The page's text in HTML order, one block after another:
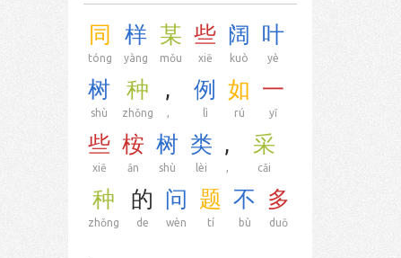
同
tóng
样
yàng
某
mǒu
些
xiē
阔
kuò
叶
yè
树
shù
种
zhǒng
,
,
例
lì
如
rú
一
yī
些
xiē
桉
ān
树
shù
类
lèi
,
,
采
cǎi
种
zhǒng
的
de
问
wèn
题
tí
不
bù
多
duō